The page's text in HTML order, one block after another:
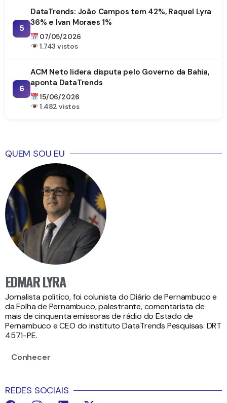
5
DataTrends: João Campos tem 42%, Raquel Lyra
36% e Ivan Moraes 1%
07/05/2026
1.743 vistos
6
ACM Neto lidera disputa pelo Governo da Bahia,
aponta DataTrends
15/06/2026
1.482 vistos
QUEM SOU EU
EDMAR LYRA
Jornalista político, foi colunista do Diário de Pernambuco e
da Folha de Pernambuco, palestrante, comentarista de
mais de cinquenta emissoras de rádio do Estado de
Pernambuco e CEO do instituto DataTrends Pesquisas. DRT
4571-PE.
Conhecer
REDES SOCIAIS